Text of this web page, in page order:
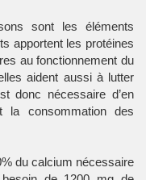
sont les éléments
apportent les protéines
au fonctionnement du
aident aussi à lutter
donc nécessaire d’en
la consommation des
du calcium nécessaire